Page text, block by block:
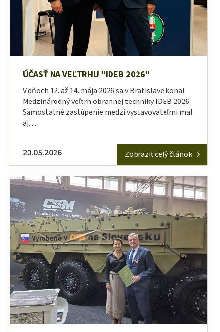
ÚČASŤ NA VEĽTRHU "IDEB 2026"
V dňoch 12. až 14. mája 2026 sa v Bratislave konal
Medzinárodný veľtrh obrannej techniky IDEB 2026.
Samostatné zastúpenie medzi vystavovateľmi mal
aj…
20.05.2026 Zobraziť celý článok